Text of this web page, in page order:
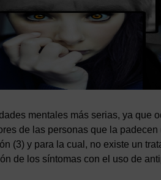
mentales más serias, ya que
de las personas que la
(3) y para la cual, no existe un
de los síntomas con el uso de